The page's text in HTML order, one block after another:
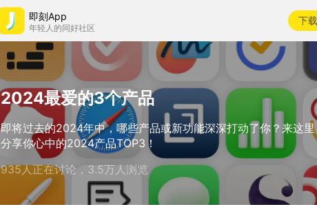
即刻App
年轻人的同好社区
下载
2024最爱的3个产品
即将过去的2024年中，哪些产品或新功能深深打动了你？来这里
分享你心中的2024产品TOP3！
935人正在讨论，3.5万人浏览